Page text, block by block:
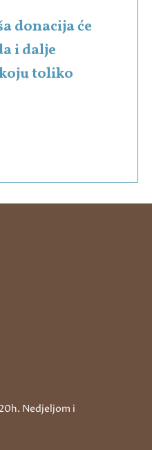
donacija će
i dalje
toliko
Nedjeljom i